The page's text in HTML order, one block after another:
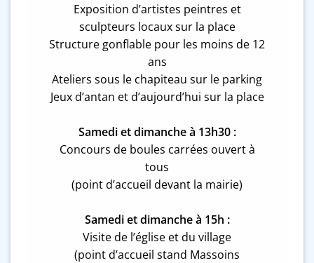
Exposition d’artistes peintres et
sculpteurs locaux sur la place
Structure gonflable pour les moins de 12
ans
Ateliers sous le chapiteau sur le parking
Jeux d’antan et d’aujourd’hui sur la place
Samedi et dimanche à 13h30 :
Concours de boules carrées ouvert à
tous
(point d’accueil devant la mairie)
Samedi et dimanche à 15h :
Visite de l’église et du village
(point d’accueil stand Massoins